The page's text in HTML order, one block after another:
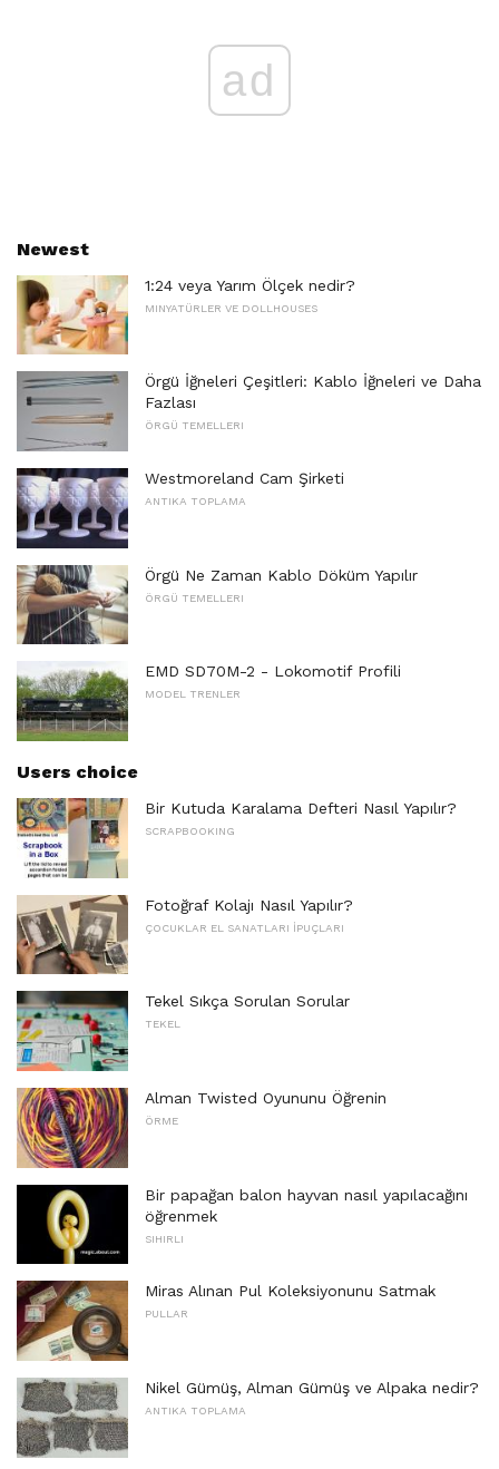
ad
Newest
1:24 veya Yarım Ölçek nedir?
MINYATÜRLER VE DOLLHOUSES
Örgü İğneleri Çeşitleri: Kablo İğneleri ve Daha
Fazlası
ÖRGÜ TEMELLERI
Westmoreland Cam Şirketi
ANTIKA TOPLAMA
Örgü Ne Zaman Kablo Döküm Yapılır
ÖRGÜ TEMELLERI
EMD SD70M-2 - Lokomotif Profili
MODEL TRENLER
Users choice
Bir Kutuda Karalama Defteri Nasıl Yapılır?
SCRAPBOOKING
Fotoğraf Kolajı Nasıl Yapılır?
ÇOCUKLAR EL SANATLARI İPUÇLARI
Tekel Sıkça Sorulan Sorular
TEKEL
Alman Twisted Oyununu Öğrenin
ÖRME
Bir papağan balon hayvan nasıl yapılacağını
öğrenmek
SIHIRLI
Miras Alınan Pul Koleksiyonunu Satmak
PULLAR
Nikel Gümüş, Alman Gümüş ve Alpaka nedir?
ANTIKA TOPLAMA